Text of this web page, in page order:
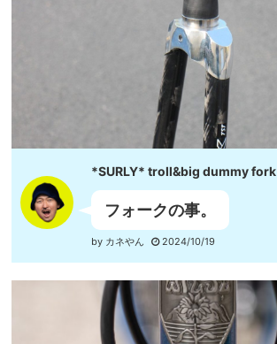
*SURLY* troll&big dummy fork
フォークの事。
by カネやん 2024/10/19